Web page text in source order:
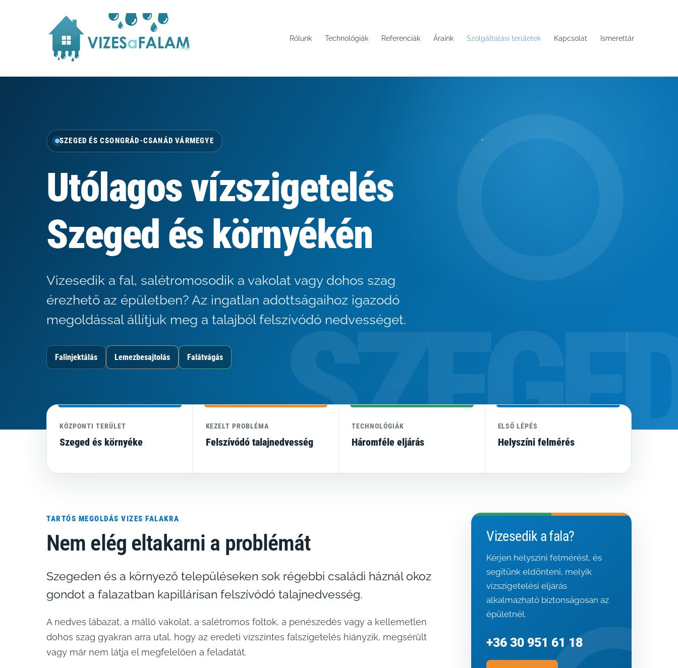
Rólunk Technológiák Referenciák Áraink Szolgáltatási területek Kapcsolat Ismerettár
SZEGED ÉS CSONGRÁD-CSANÁD VÁRMEGYE
Utólagos vízszigetelés
Szeged és környékén
Vizesedik a fal, salétromosodik a vakolat vagy dohos szag
érezhető az épületben? Az ingatlan adottságaihoz igazodó
megoldással állítjuk meg a talajból felszívódó nedvességet.
Falinjektálás Lemezbesajtolás Falátvágás
KÖZPONTI TERÜLET
Szeged és környéke
KEZELT PROBLÉMA
Felszívódó talajnedvesség
TECHNOLÓGIÁK
Háromféle eljárás
ELSŐ LÉPÉS
Helyszíni felmérés
TARTÓS MEGOLDÁS VIZES FALAKRA
Nem elég eltakarni a problémát
Szegeden és a környező településeken sok régebbi családi háznál okoz
gondot a falazatban kapillárisan felszívódó talajnedvesség.
A nedves lábazat, a málló vakolat, a salétromos foltok, a penészedés vagy a kellemetlen
dohos szag gyakran arra utal, hogy az eredeti vízszintes falszigetelés hiányzik, megsérült
vagy már nem látja el megfelelően a feladatát.
Vizesedik a fala?
Kérjen helyszíni felmérést, és
segítünk eldönteni, melyik
vízszigetelési eljárás
alkalmazható biztonságosan az
épületnél.
+36 30 951 61 18